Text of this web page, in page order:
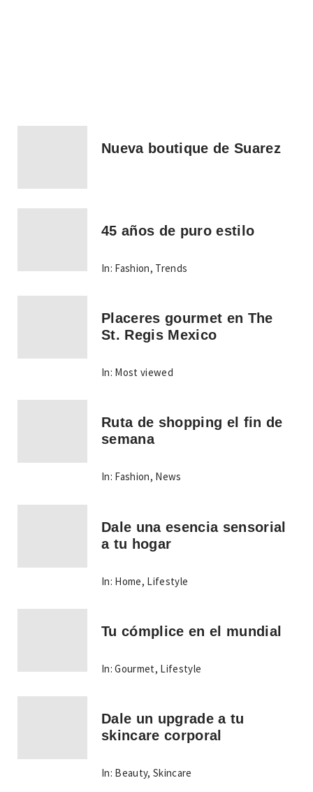
Nueva boutique de Suarez
45 años de puro estilo
In: Fashion, Trends
Placeres gourmet en The
St. Regis Mexico
In: Most viewed
Ruta de shopping el fin de
semana
In: Fashion, News
Dale una esencia sensorial
a tu hogar
In: Home, Lifestyle
Tu cómplice en el mundial
In: Gourmet, Lifestyle
Dale un upgrade a tu
skincare corporal
In: Beauty,Skincare